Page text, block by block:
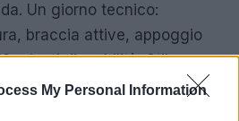
My Personal Information
Un giorno tecnico:
braccia attive, appoggio
minuti di mobilità. Stile
della città, mix di piazze